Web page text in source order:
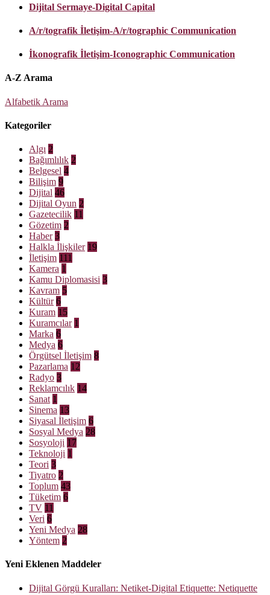
Dijital Sermaye-Digital Capital
A/r/tografik İletişim-A/r/tographic Communication
İkonografik İletişim-Iconographic Communication
A-Z Arama
Alfabetik Arama
Kategoriler
Algı 2
Bağımlılık 2
Belgesel 4
Bilişim 9
Dijital 46
Dijital Oyun 2
Gazetecilik 11
Gözetim 2
Haber 3
Halkla İlişkiler 19
İletişim 111
Kamera 1
Kamu Diplomasisi 3
Kavram 5
Kültür 6
Kuram 15
Kuramcılar 1
Marka 6
Medya 6
Örgütsel İletişim 8
Pazarlama 12
Radyo 3
Reklamcılık 14
Sanat 1
Sinema 13
Siyasal İletişim 6
Sosyal Medya 28
Sosyoloji 17
Teknoloji 1
Teori 3
Tiyatro 2
Toplum 43
Tüketim 6
TV 11
Veri 6
Yeni Medya 28
Yöntem 2
Yeni Eklenen Maddeler
Dijital Görgü Kuralları: Netiket-Digital Etiquette: Netiquette